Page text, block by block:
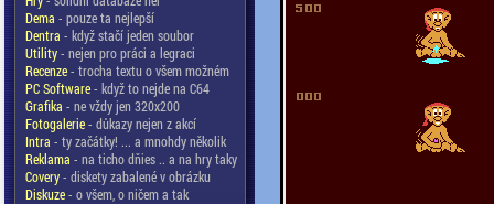
Dema - pouze ta nejlepší
Dentra - když stačí jeden soubor
Utility- nejen pro práci a legraci
Recenze- trocha textu o všem možném
PC Software- když to nejde na C64
Grafika - ne vždy jen 320x200
Fotogalerie- důkazy nejen z akcí
Intra - ty začátky! ... a mnohdy několik
Reklama - na ticho dňies .. a na hry taky
Covery- diskety zabalené v obrázku
Diskuze- o všem, o ničem a tak